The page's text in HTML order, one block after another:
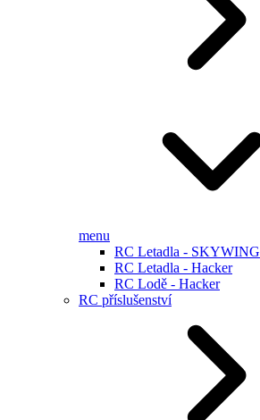
menu
RC Letadla - SKYWING
RC Letadla - Hacker
RC Lodě - Hacker
RC příslušenství